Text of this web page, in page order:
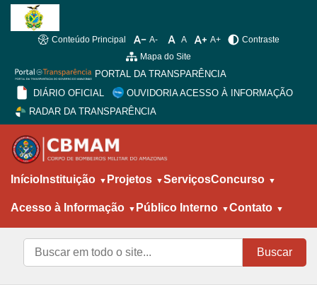
Conteúdo Principal A- A A+
Contraste
Mapa do Site
PORTAL DA TRANSPARÊNCIA
DIÁRIO OFICIAL
OUVIDORIA ACESSO À INFORMAÇÃO
RADAR DA TRANSPARÊNCIA
Início Instituição Projetos ServiçosConcurso
Acesso à Informação Público Interno Contato
Buscar